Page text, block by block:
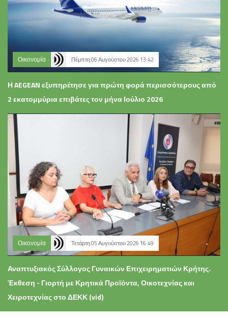
Οικονομία Πέμπτη 06 Αυγούστου 2026 13:42
Η AEGEAN εξυπηρέτησε για πρώτη φορά περισσότερους από
2 εκατομμύρια επιβάτες τον μήνα Ιούλιο 2026
Οικονομία Τετάρτη 05 Αυγούστου 2026 16:49
Αναπτυξιακός Σύλλογος Γυναικών Επιχειρηματιών Κρήτης.
Έκθεση - Γιορτή με Κρητικά Προϊόντα, Οικοτεχνίας και
Χειροτεχνίας στο ΔΕΚΚ (vid)